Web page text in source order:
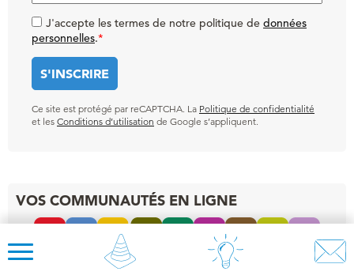
J'accepte les termes de notre politique de données
personnelles.*
Ce site est protégé par reCAPTCHA. La Politique de confidentialité
et les Conditions d’utilisation de Google s’appliquent.
VOS COMMUNAUTÉS EN LIGNE